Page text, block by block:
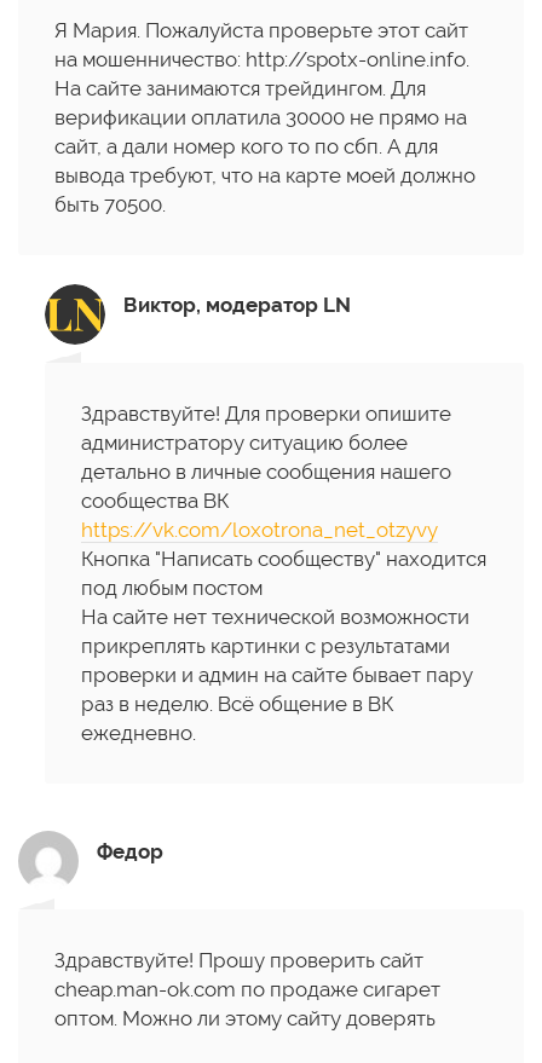
Я Мария. Пожалуйста проверьте этот сайт
на мошенничество: http://spotx-online.info.
На сайте занимаются трейдингом. Для
верификации оплатила 30000 не прямо на
сайт, а дали номер кого то по сбп. А для
вывода требуют, что на карте моей должно
быть 70500.
Виктор, модератор LN
Здравствуйте! Для проверки опишите
администратору ситуацию более
детально в личные сообщения нашего
сообщества ВК
https://vk.com/loxotrona_net_otzyvy
Кнопка "Написать сообществу" находится
под любым постом
На сайте нет технической возможности
прикреплять картинки с результатами
проверки и админ на сайте бывает пару
раз в неделю. Всё общение в ВК
ежедневно.
Федор
Здравствуйте! Прошу проверить сайт
cheap.man-ok.com по продаже сигарет
оптом. Можно ли этому сайту доверять